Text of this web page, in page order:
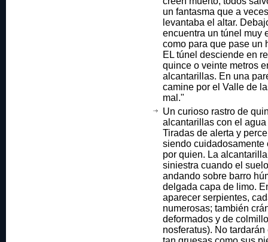
un fantasma que a
levantaba el altar.
encuentra un túnel muy
como para que pase un
EL túnel desciende en
quince o veinte metros
alcantarillas. En una
camine por el Valle de
mal."
Un curioso rastro de
alcantarillas con el
Tiradas de alerta y
siendo cuidadosamente
por quien. La
siniestra cuando el
andando sobre barro
delgada capa de limo.
aparecer serpientes,
numerosas; también
deformados y de
nosferatus). No